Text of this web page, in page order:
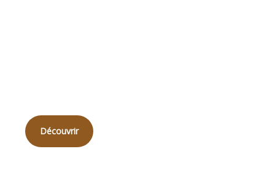
Découvrir